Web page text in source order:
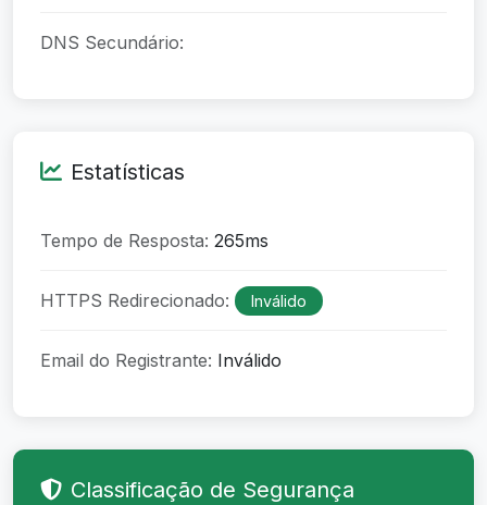
DNS Secundário:
Estatísticas
Tempo de Resposta: 265ms
HTTPS Redirecionado: Inválido
Email do Registrante: Inválido
Classificação de Segurança